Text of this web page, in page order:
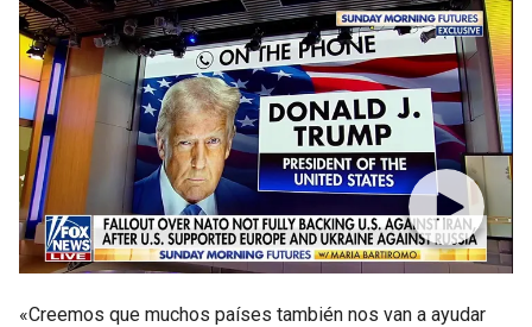
«Creemos que muchos países también nos van a ayudar